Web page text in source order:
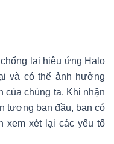
lại hiệu ứng Halo
và có thể ảnh hưởng
của chúng ta. Khi nhận
tượng ban đầu, bạn có
xem xét lại các yếu tố